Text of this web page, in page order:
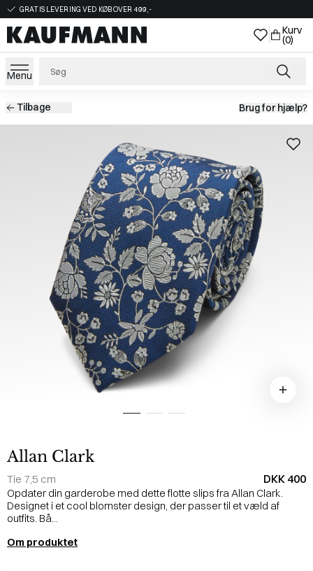
GRATIS LEVERING VED KØB OVER 499,-
Kurv
(0)
Menu
Tilbage Brug for hjælp?
Allan Clark
Tie 7,5 cm DKK 400
Opdater din garderobe med dette flotte slips fra Allan Clark.
Designet i et cool blomster design, der passer til et væld af
outfits. Bå...
Om produktet